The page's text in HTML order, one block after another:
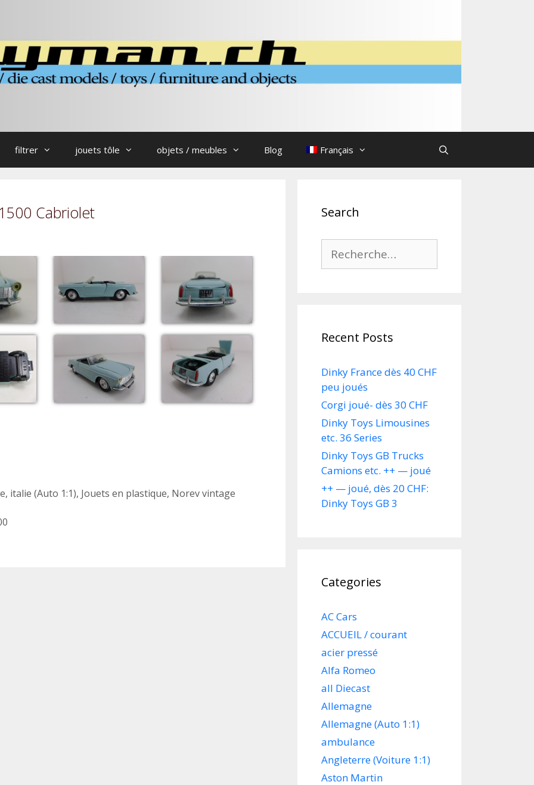
filtrer jouets tôle objets / meubles Blog Français
Cabriolet
, italie (Auto 1:1), Jouets en plastique, Norev vintage
Search
Recent Posts
Dinky France dès 40 CHF
peu joués
Corgi joué- dès 30 CHF
Dinky Toys Limousines
etc. 36 Series
Dinky Toys GB Trucks
Camions etc. ++ — joué
++ — joué, dès 20 CHF:
Dinky Toys GB 3
Categories
AC Cars
ACCUEIL / courant
acier pressé
Alfa Romeo
all Diecast
Allemagne
Allemagne (Auto 1:1)
ambulance
Angleterre (Voiture 1:1)
Aston Martin